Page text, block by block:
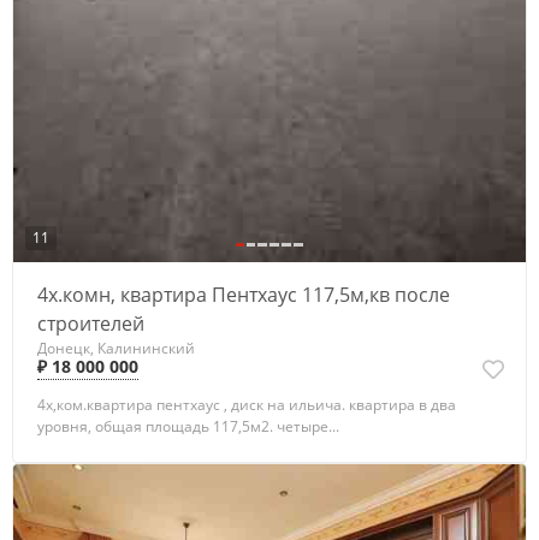
11
4х.комн, квартира Пентхаус 117,5м,кв после
строителей
Донецк, Калининский
₽ 18 000 000
4х,ком.квартира пентхаус , диск на ильича. квартира в два
уровня, общая площадь 117,5м2. четыре...